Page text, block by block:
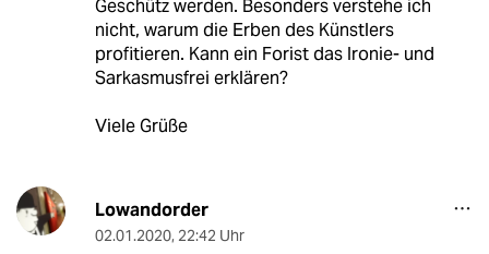
Geschütz werden. Besonders verstehe ich
nicht, warum die Erben des Künstlers
profitieren. Kann ein Forist das Ironie- und
Sarkasmusfrei erklären?
Viele Grüße
Lowandorder
02.01.2020, 22:42 Uhr